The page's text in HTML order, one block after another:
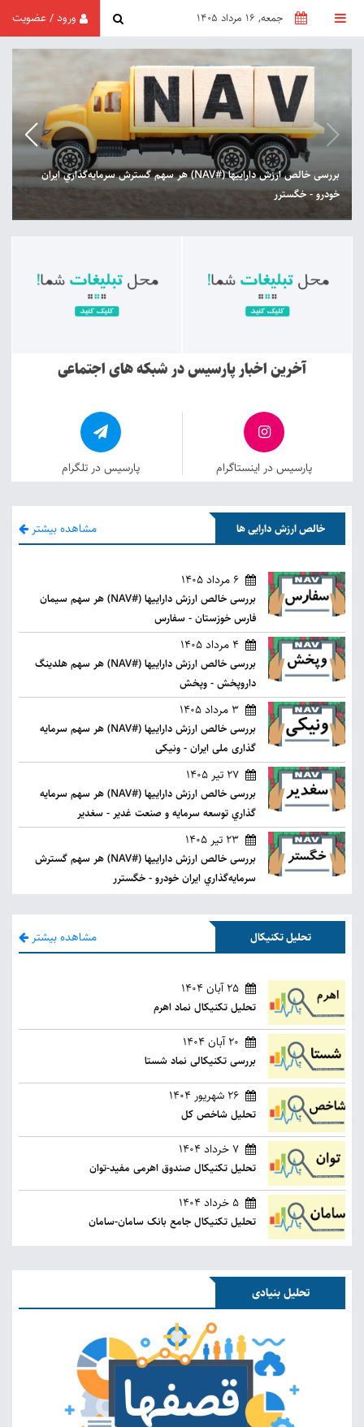
جمعه, 16 مرداد 1405 ورود/عضویت
بررسی خالص ارزش داراییها (#NAV) هر سهم گسترش ‌سرمايه‌گذاري‌ ايران‌
خودرو - خگسترر
آخرین اخبار پارسیس در شبکه های اجتماعی
پارسیس در اینستاگرام پارسیس در تلگرام
خالص ارزش دارایی ها مشاهده بیشتر
6 مرداد 1405
بررسی خالص ارزش داراییها (#NAV) هر سهم سیمان
فارس خوزستان - سفارس
4 مرداد 1405
بررسی خالص ارزش داراییها (#NAV) هر سهم هلدینگ
داروپخش - وپخش
3 مرداد 1405
بررسی خالص ارزش داراییها (#NAV) هر سهم سرمایه
گذاری ملی ایران - ونیکی
27 تیر 1405
بررسی خالص ارزش داراییها (#NAV) هر سهم سرمايه
گذاري توسعه سرمايه و صنعت غدير - سغدیر
23 تیر 1405
بررسی خالص ارزش داراییها (#NAV) هر سهم گسترش
‌سرمايه‌گذاري‌ ايران‌ خودرو - خگسترر
تحلیل تکنیکال مشاهده بیشتر
25 آبان 1404
تحلیل تکنیکال نماد اهرم
20 آبان 1404
بررسی تکنیکالی نماد شستا
26 شهریور 1404
تحلیل شاخص کل
7 خرداد 1404
تحلیل تکنیکال صندوق اهرمی مفید-توان
5 خرداد 1404
تحلیل تکنیکال جامع بانک سامان-سامان
تحلیل بنیادی